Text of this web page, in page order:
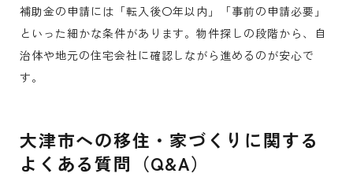
補助金の申請には「転入後〇年以内」「事前の申請必要」
といった細かな条件があります。物件探しの段階から、自
治体や地元の住宅会社に確認しながら進めるのが安心で
す。
大津市への移住・家づくりに関する
よくある質問（Q&A）